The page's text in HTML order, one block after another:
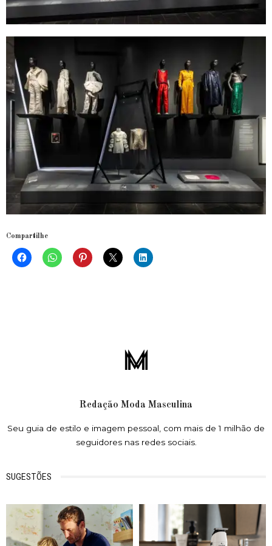
Compartilhe
Redação Moda Masculina
Seu guia de estilo e imagem pessoal, com mais de 1 milhão de
seguidores nas redes sociais.
SUGESTÕES